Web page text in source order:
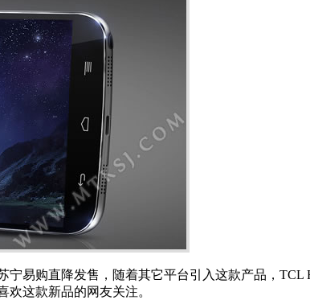
宁易购直降发售，随着其它平台引入这款产品，
欢这款新品的网友关注。